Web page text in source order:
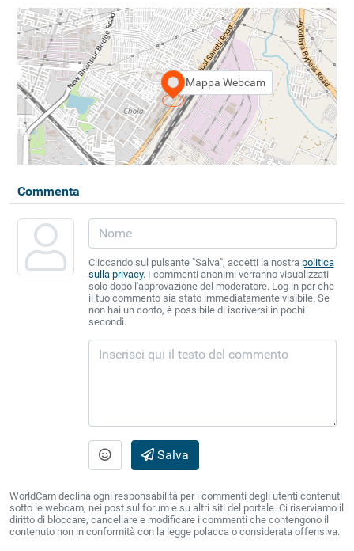
Mappa Webcam
Commenta
Cliccando sul pulsante "Salva", accetti la nostra politica
sulla privacy. I commenti anonimi verranno visualizzati
solo dopo l'approvazione del moderatore. Log in per che
il tuo commento sia stato immediatamente visibile. Se
non hai un conto, è possibile di iscriversi in pochi
secondi.
Salva
WorldCam declina ogni responsabilità per i commenti degli utenti contenuti
sotto le webcam, nei post sul forum e su altri siti del portale. Ci riserviamo il
diritto di bloccare, cancellare e modificare i commenti che contengono il
contenuto non in conformità con la legge polacca o considerata offensiva.